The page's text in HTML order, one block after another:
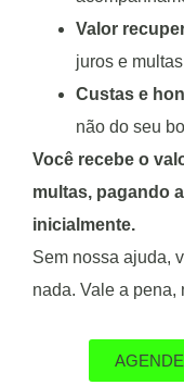
Valor
juros e
Custas e
não do seu
Você recebe o
multas, pagando
inicialmente.
Sem nossa ajuda,
nada. Vale a pena,